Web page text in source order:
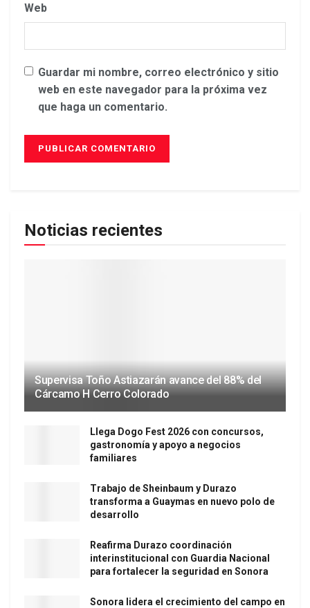
Web
Guardar mi nombre, correo electrónico y sitio
web en este navegador para la próxima vez
que haga un comentario.
Noticias recientes
Supervisa Toño Astiazarán avance del 88% del
Cárcamo H Cerro Colorado
Llega Dogo Fest 2026 con concursos,
gastronomía y apoyo a negocios
familiares
Trabajo de Sheinbaum y Durazo
transforma a Guaymas en nuevo polo de
desarrollo
Reafirma Durazo coordinación
interinstitucional con Guardia Nacional
para fortalecer la seguridad en Sonora
Sonora lidera el crecimiento del campo en